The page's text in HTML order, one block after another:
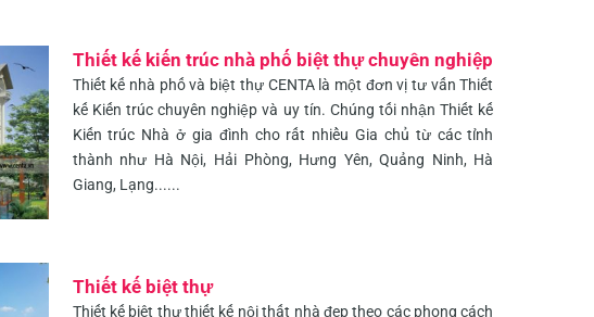
Thiết kế kiến trúc nhà phố biệt thự chuyên nghiệp
Thiết kế nhà phố và biệt thự CENTA là một đơn vị tư vấn Thiết
kế Kiến trúc chuyên nghiệp và uy tín. Chúng tối nhận Thiết kế
Kiến trúc Nhà ở gia đình cho rất nhiều Gia chủ từ các tỉnh
thành như Hà Nội, Hải Phòng, Hưng Yên, Quảng Ninh, Hà
Giang, Lạng......
Thiết kế biệt thự
Thiết kế biệt thự thiết kế nội thất nhà đẹp theo các phong cách